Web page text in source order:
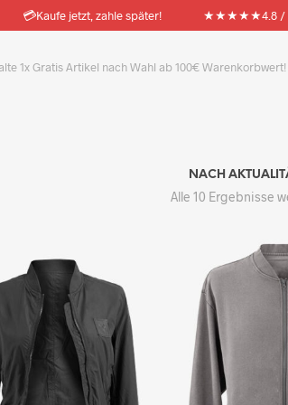
💳Kaufe jetzt, zahle später! ★★★★★4.8 /
1x Gratis Artikel nach Wahl ab 100€ Warenkorbwert!
NACH
Alle 10 Ergebnisse